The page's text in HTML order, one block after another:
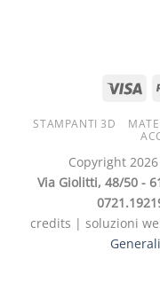
STAMPANTI 3D
Copyright
Via Giolitti, 48/50 -
credits | soluzioni